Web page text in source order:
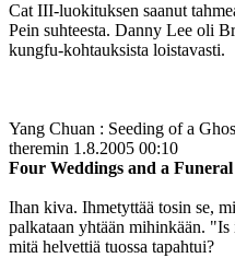
Cat III-luokituksen saanut
Pein suhteesta. Danny Lee oli
kungfu-kohtauksista loistavasti.
Yang Chuan : Seeding of a
theremin 1.8.2005 00:10
Four Weddings and a Funeral
Ihan kiva. Ihmetyttää tosin se,
palkataan yhtään mihinkään.
mitä helvettiä tuossa tapahtui?